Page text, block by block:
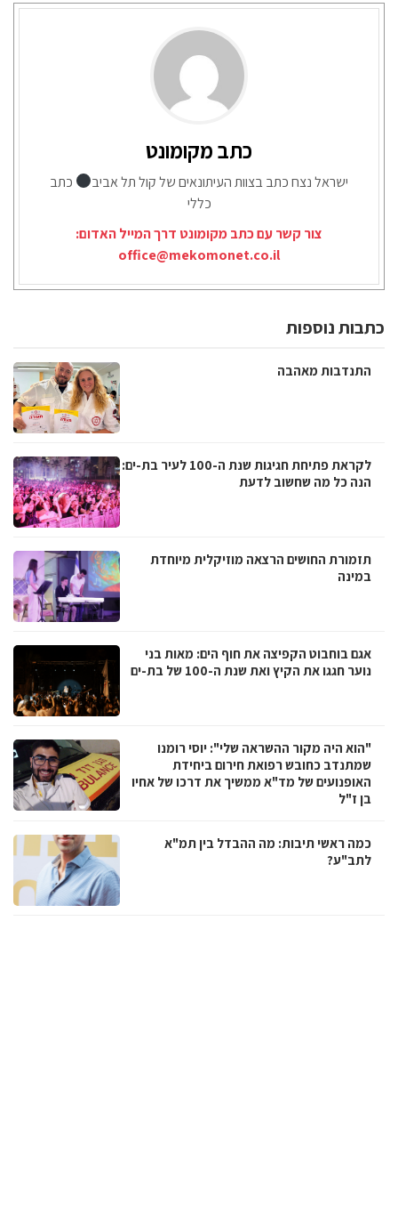
כתב מקומונט
ישראל נצח כתב בצוות העיתונאים של קול תל אביב
כתב
כללי
צור קשר עם כתב מקומונט דרך המייל האדום:
office@mekomonet.co.il
כתבות נוספות
התנדבות מאהבה
לקראת פתיחת חגיגות שנת ה-100 לעיר בת-ים:
הנה כל מה שחשוב לדעת
תזמורת החושים הרצאה מוזיקלית מיוחדת
במינה
אגם בוחבוט הקפיצה את חוף הים: מאות בני
נוער חגגו את הקיץ ואת שנת ה-100 של בת-ים
"הוא היה מקור ההשראה שלי": יוסי רומנו
שמתנדב כחובש רפואת חירום ביחידת
האופנועים של מד"א ממשיך את דרכו של אחיו
בן ז"ל
כמה ראשי תיבות: מה ההבדל בין תמ"א
לתב"ע?